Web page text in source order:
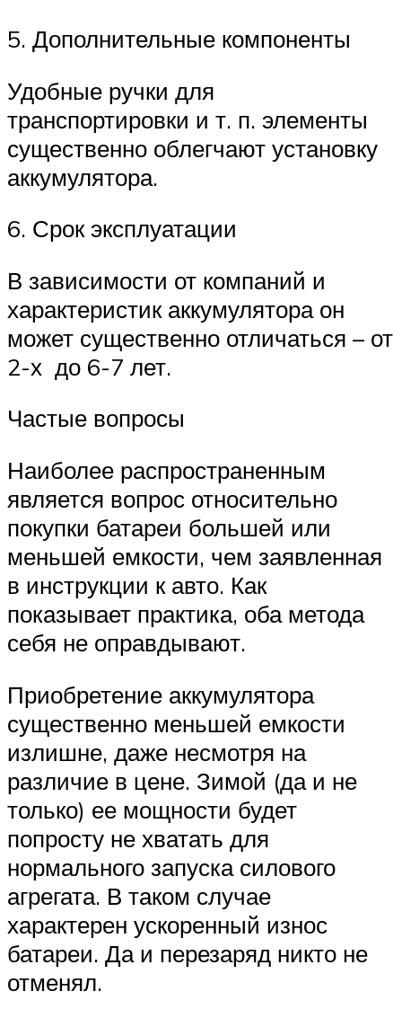
5. Дополнительные компоненты
Удобные ручки для
транспортировки и т. п. элементы
существенно облегчают установку
аккумулятора.
6. Срок эксплуатации
В зависимости от компаний и
характеристик аккумулятора он
может существенно отличаться – от
2-х до 6-7 лет.
Частые вопросы
Наиболее распространенным
является вопрос относительно
покупки батареи большей или
меньшей емкости, чем заявленная
в инструкции к авто. Как
показывает практика, оба метода
себя не оправдывают.
Приобретение аккумулятора
существенно меньшей емкости
излишне, даже несмотря на
различие в цене. Зимой (да и не
только) ее мощности будет
попросту не хватать для
нормального запуска силового
агрегата. В таком случае
характерен ускоренный износ
батареи. Да и перезаряд никто не
отменял.